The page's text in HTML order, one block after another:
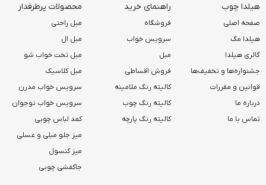
هیلدا چوب
صفحه اصلی
هیلدا مگ
گالری هیلدا
جشنواره‌ها و تخفیف‌ها
قوانین و مقررات
درباره ما
تماس با ما
راهنمای خرید
فروشگاه
سرویس خواب
مبل
فروش اقساطی
کالیته رنگ ملامینه
کالیته رنگ چوب
کالیته رنگ پارچه
محصولات پرطرفدار
مبل راحتی
مبل ال
مبل تخت خواب شو
مبل کلاسیک
سرویس خواب مدرن
سرویس خواب نوجوان
کمد لباس چوبی
میز جلو مبلی و عسلی
میز کنسول
جاکفشی چوبی